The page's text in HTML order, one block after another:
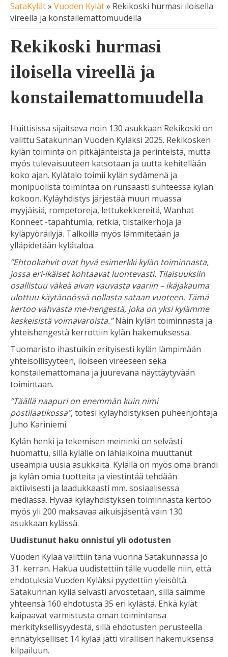
SataKylät» Vuoden Kylät» Rekikoski hurmasi iloisella
vireellä ja konstailemattomuudella
Rekikoski hurmasi
iloisella vireellä ja
konstailemattomuudella
Huittisissa sijaitseva noin 130 asukkaan Rekikoski on
valittu Satakunnan Vuoden Kyläksi 2025. Rekikosken
kylän toiminta on pitkäjänteistä ja perinteistä, mutta
myös tulevaisuuteen katsotaan ja uutta kehitellään
koko ajan. Kylätalo toimii kylän sydämenä ja
monipuolista toimintaa on runsaasti suhteessa kylän
kokoon. Kyläyhdistys järjestää muun muassa
myyjäisiä, rompetoreja, lettukekkereitä, Wanhat
Konneet -tapahtumia, retkiä, tiistaikerhoja ja
kyläpyöräilyjä. Talkoilla myös lämmitetään ja
ylläpidetään kylätaloa.
”Ehtookahvit ovat hyvä esimerkki kylän toiminnasta,
jossa eri-ikäiset kohtaavat luontevasti. Tilaisuuksiin
osallistuu väkeä aivan vauvasta vaariin – ikäjakauma
ulottuu käytännössä nollasta sataan vuoteen. Tämä
kertoo vahvasta me-hengestä, joka on yksi kylämme
keskeisistä voimavaroista.”Näin kylän toiminnasta ja
yhteishengestä kerrottiin kylän hakemuksessa.
Tuomaristo ihastuikin erityisesti kylän lämpimään
yhteisöllisyyteen, iloiseen vireeseen sekä
konstailemattomana ja juurevana näyttäytyvään
toimintaan.
”Täällä naapuri on enemmän kuin nimi
postilaatikossa”, totesi kyläyhdistyksen puheenjohtaja
Juho Kariniemi.
Kylän henki ja tekemisen meininki on selvästi
huomattu, sillä kylälle on lähiaikoina muuttanut
useampia uusia asukkaita. Kylällä on myös oma brändi
ja kylän omia tuotteita ja viestintää tehdään
aktiivisesti ja laadukkaasti mm. sosiaalisessa
mediassa. Hyvää kyläyhdistyksen toiminnasta kertoo
myös yli 200 maksavaa aikuisjäsentä vain 130
asukkaan kylässä.
Uudistunut haku onnistui yli odotusten
Vuoden Kylää valittiin tänä vuonna Satakunnassa jo
31. kerran. Hakua uudistettiin tälle vuodelle niin, että
ehdotuksia Vuoden Kyläksi pyydettiin yleisöltä.
Satakunnan kyliä selvästi arvostetaan, sillä saimme
yhteensä 160 ehdotusta 35 eri kylästä. Ehkä kylät
kaipaavat varmistusta oman toimintansa
merkityksellisyydestä, sillä ehdotusten perusteella
ennätykselliset 14 kylää jätti virallisen hakemuksensa
kilpailuun.